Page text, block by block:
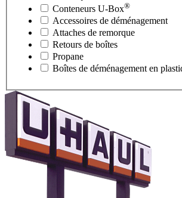
Conteneurs U-Box®
Accessoires de déménagement
Attaches de remorque
Retours de boîtes
Propane
Boîtes de déménagement en